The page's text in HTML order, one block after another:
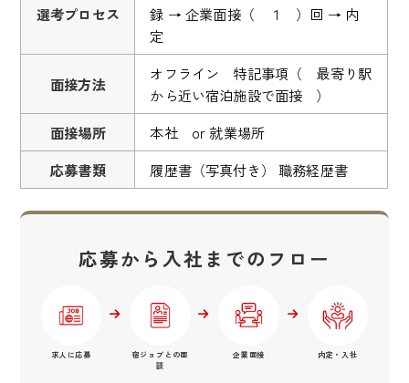
選考プロセス
録 → 企業面接（ １ ）回 → 内
定
面接方法
オフライン 特記事項（ 最寄り駅
から近い宿泊施設で面接 ）
面接場所
本社 or 就業場所
応募書類
履歴書（写真付き） 職務経歴書
応募から入社までのフロー
求人に応募
宿ジョブとの面
談
企業面接 内定・入社